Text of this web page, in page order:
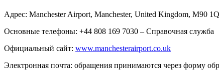
Адрес: Manchester Airport, Manchester, United Kingdom, M90
Основные телефоны: +44 808 169 7030 – Справочная служба
Официальный сайт: www.manchesterairport.co.uk
Электронная почта: обращения принимаются через форму